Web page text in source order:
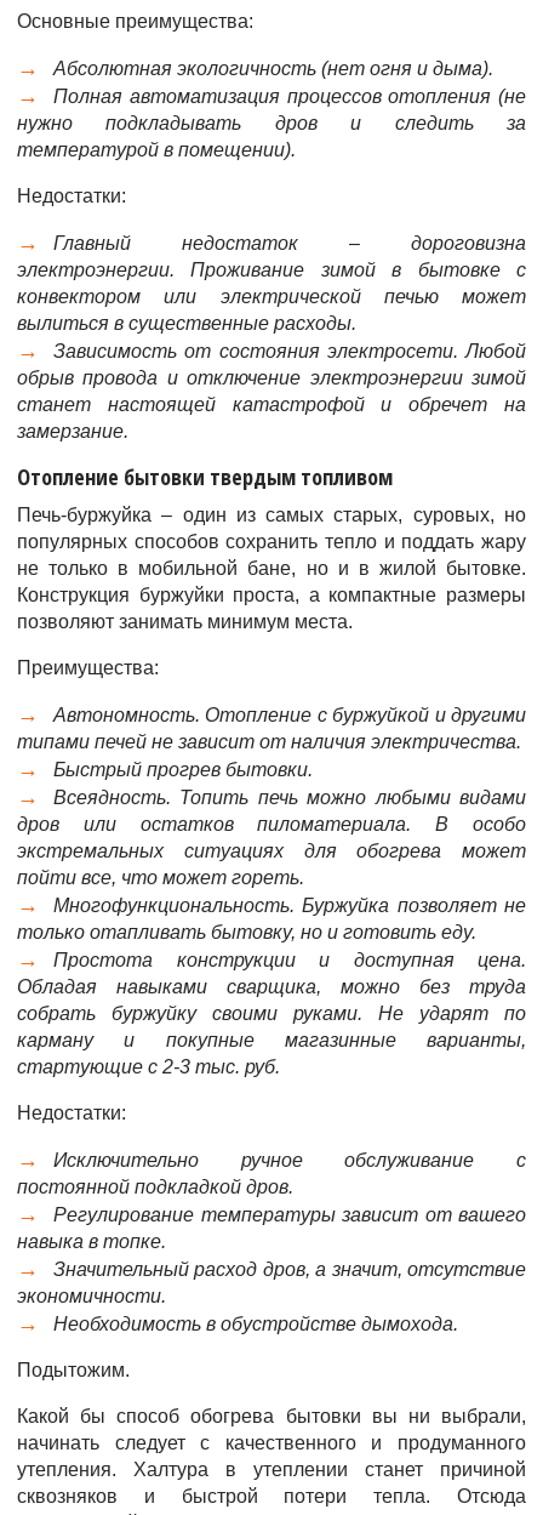
Основные преимущества:
Абсолютная экологичность (нет огня и дыма).
Полная автоматизация процессов отопления (не
нужно подкладывать дров и следить за
температурой в помещении).
Недостатки:
Главный недостаток – дороговизна
электроэнергии. Проживание зимой в бытовке с
конвектором или электрической печью может
вылиться в существенные расходы.
Зависимость от состояния электросети. Любой
обрыв провода и отключение электроэнергии зимой
станет настоящей катастрофой и обречет на
замерзание.
Отопление бытовки твердым топливом
Печь-буржуйка – один из самых старых, суровых, но
популярных способов сохранить тепло и поддать жару
не только в мобильной бане, но и в жилой бытовке.
Конструкция буржуйки проста, а компактные размеры
позволяют занимать минимум места.
Преимущества:
Автономность. Отопление с буржуйкой и другими
типами печей не зависит от наличия электричества.
Быстрый прогрев бытовки.
Всеядность. Топить печь можно любыми видами
дров или остатков пиломатериала. В особо
экстремальных ситуациях для обогрева может
пойти все, что может гореть.
Многофункциональность. Буржуйка позволяет не
только отапливать бытовку, но и готовить еду.
Простота конструкции и доступная цена.
Обладая навыками сварщика, можно без труда
собрать буржуйку своими руками. Не ударят по
карману и покупные магазинные варианты,
стартующие с 2-3 тыс. руб.
Недостатки:
Исключительно ручное обслуживание с
постоянной подкладкой дров.
Регулирование температуры зависит от вашего
навыка в топке.
Значительный расход дров, а значит, отсутствие
экономичности.
Необходимость в обустройстве дымохода.
Подытожим.
Какой бы способ обогрева бытовки вы ни выбрали,
начинать следует с качественного и продуманного
утепления. Халтура в утеплении станет причиной
сквозняков и быстрой потери тепла. Отсюда